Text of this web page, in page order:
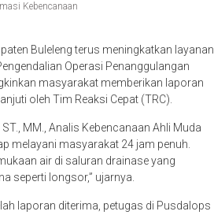
Kebencanaan
Buleleng terus meningkatkan layanan
Operasi Penanggulangan
masyarakat memberikan laporan
oleh Tim Reaksi Cepat (TRC).
MM., Analis Kebencanaan Ahli Muda
melayani masyarakat 24 jam penuh.
air di saluran drainase yang
seperti longsor,” ujarnya.
laporan diterima, petugas di Pusdalops